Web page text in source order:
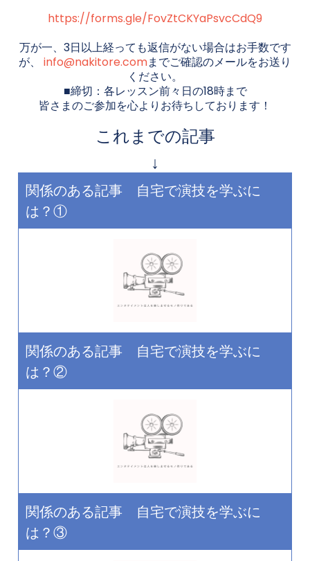
https://forms.gle/FovZtCKYaPsvcCdQ9
万が一、3日以上経っても返信がない場合はお手数です
が、 info@nakitore.comまでご確認のメールをお送り
ください。
■締切：各レッスン前々日の18時まで
皆さまのご参加を心よりお待ちしております！
これまでの記事
↓
関係のある記事 自宅で演技を学ぶに
は？①
関係のある記事 自宅で演技を学ぶに
は？②
関係のある記事 自宅で演技を学ぶに
は？③